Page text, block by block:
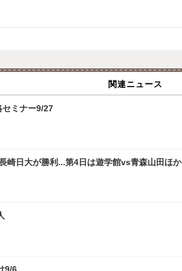
関連ニュース
ミナー9/27
崎日大が勝利...第4日は遊学館vs青森山田ほか
9/6